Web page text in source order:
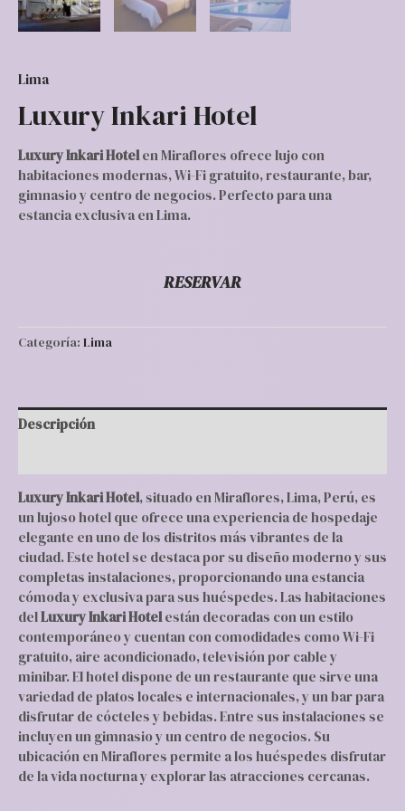
Lima
Luxury Inkari Hotel
Luxury Inkari Hotelen Miraflores ofrece lujo con
habitaciones modernas, Wi-Fi gratuito, restaurante, bar,
gimnasio y centro de negocios. Perfecto para una
estancia exclusiva en Lima.
RESERVAR
Categoría: Lima
Descripción
Luxury Inkari Hotel, situado en Miraflores, Lima, Perú, es
un lujoso hotel que ofrece una experiencia de hospedaje
elegante en uno de los distritos más vibrantes de la
ciudad. Este hotel se destaca por su diseño moderno y sus
completas instalaciones, proporcionando una estancia
cómoda y exclusiva para sus huéspedes. Las habitaciones
delLuxury Inkari Hotelestán decoradas con un estilo
contemporáneo y cuentan con comodidades como Wi-Fi
gratuito, aire acondicionado, televisión por cable y
minibar. El hotel dispone de un restaurante que sirve una
variedad de platos locales e internacionales, y un bar para
disfrutar de cócteles y bebidas. Entre sus instalaciones se
incluyen un gimnasio y un centro de negocios. Su
ubicación en Miraflores permite a los huéspedes disfrutar
de la vida nocturna y explorar las atracciones cercanas.